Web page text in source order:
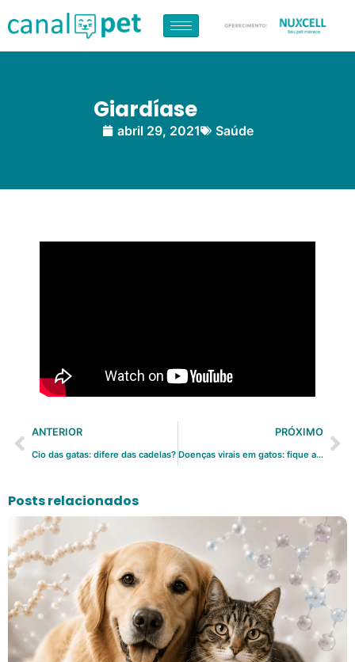
Giardíase
abril 29, 2021 Saúde
ANTERIOR
Cio das gatas: difere das cadelas?
PRÓXIMO
Doenças virais em gatos: fique atento aos sinais
Posts relacionados